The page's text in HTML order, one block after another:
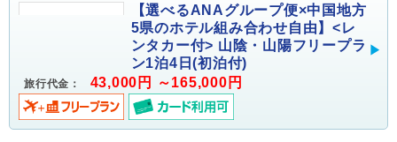
【選べるANAグループ便×中国地方
5県のホテル組み合わせ自由】<レ
ンタカー付> 山陰・山陽フリープラ
ン1泊4日(初泊付)
旅行代金： 43,000円 ～165,000円